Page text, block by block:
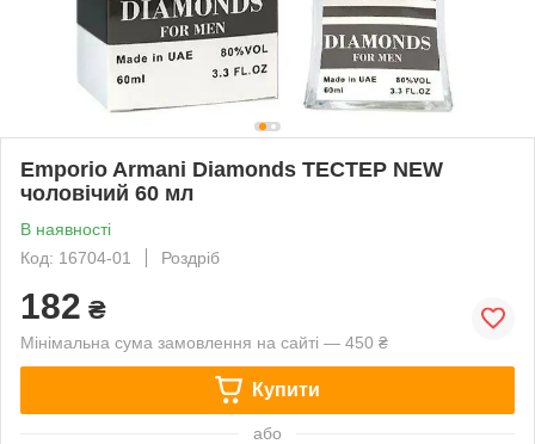
Emporio Armani Diamonds ТЕСТЕР NEW
чоловічий 60 мл
В наявності
Код: 16704-01
Роздріб
182 ₴
Мінімальна сума замовлення на сайті — 450 ₴
Купити
або